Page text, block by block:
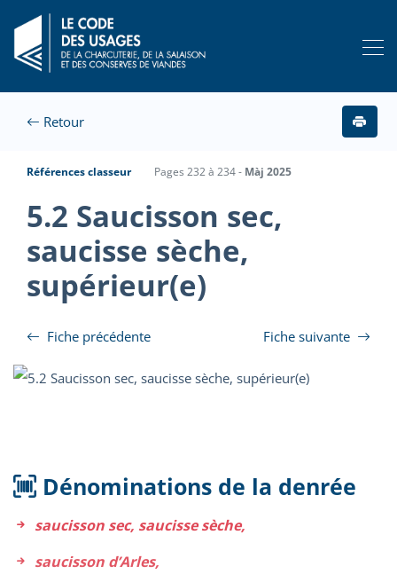
Retour
Références classeur Pages 232 à 234 - Màj 2025
5.2 Saucisson sec,
saucisse sèche,
supérieur(e)
Fiche précédente Fiche suivante
Dénominations de la denrée
saucisson sec, saucisse sèche,
saucisson d’Arles,